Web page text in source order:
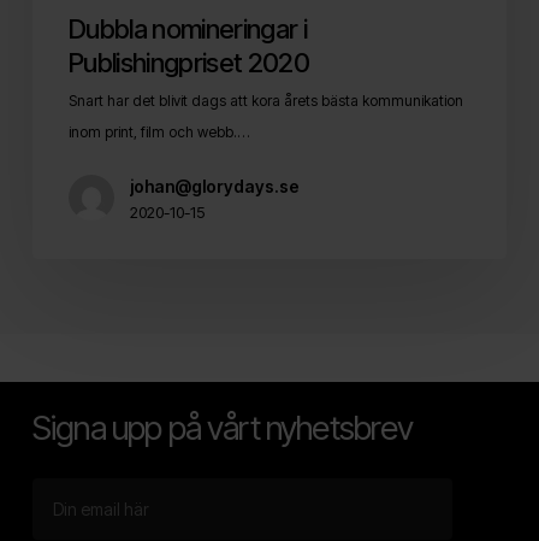
Dubbla nomineringar i
Publishingpriset 2020
Snart har det blivit dags att kora årets bästa kommunikation
inom print, film och webb.…
johan@glorydays.se
2020-10-15
Signa upp på vårt nyhetsbrev